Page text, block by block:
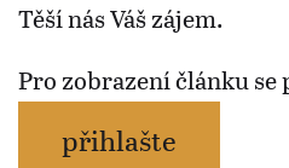
Těší nás Váš zájem.
Pro zobrazení článku se
přihlašte